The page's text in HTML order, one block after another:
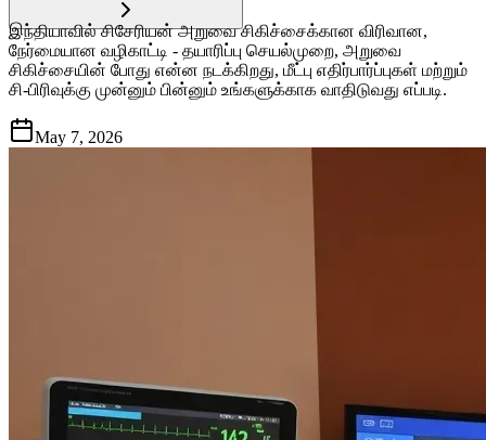
இந்தியாவில் சிசேரியன் அறுவை சிகிச்சைக்கான விரிவான,
நேர்மையான வழிகாட்டி - தயாரிப்பு செயல்முறை, அறுவை
சிகிச்சையின் போது என்ன நடக்கிறது, மீட்பு எதிர்பார்ப்புகள் மற்றும்
சி-பிரிவுக்கு முன்னும் பின்னும் உங்களுக்காக வாதிடுவது எப்படி.
May 7, 2026